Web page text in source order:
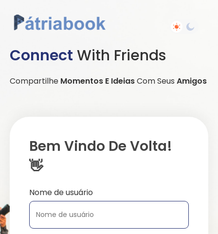
Connect With Friends
Compartilhe Momentos E IdeiasCom Seus Amigos
Bem Vindo De Volta!
👋
Nome de usuário